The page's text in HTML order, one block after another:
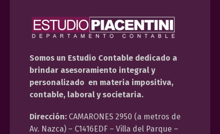
Somos un Estudio Contable dedicado a
brindar asesoramiento integral y
personalizado en materia impositiva,
contable, laboral y societaria.
Dirección: CAMARONES 2950 (a metros de
Av. Nazca) – C1416EDF – Villa del Parque –